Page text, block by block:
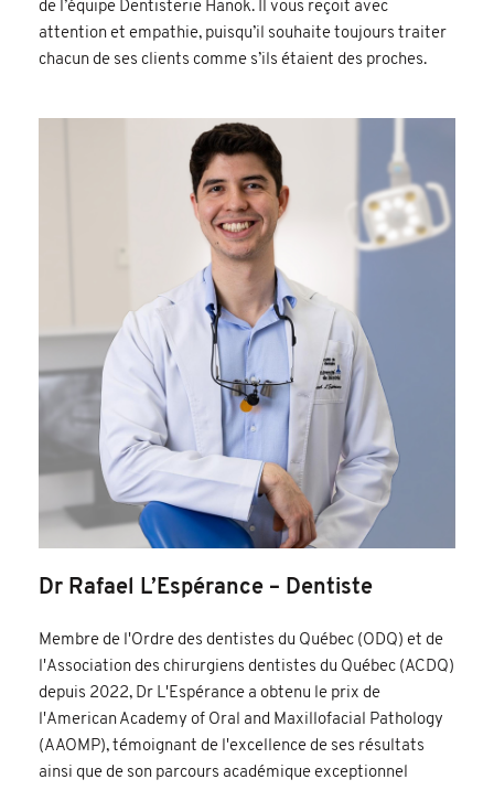
de l’équipe Dentisterie Hanok. Il vous reçoit avec
attention et empathie, puisqu’il souhaite toujours traiter
chacun de ses clients comme s’ils étaient des proches.
Dr Rafael L’Espérance – Dentiste
Membre de l'Ordre des dentistes du Québec (ODQ) et de
l'Association des chirurgiens dentistes du Québec (ACDQ)
depuis 2022, Dr L'Espérance a obtenu le prix de
l'American Academy of Oral and Maxillofacial Pathology
(AAOMP), témoignant de l'excellence de ses résultats
ainsi que de son parcours académique exceptionnel